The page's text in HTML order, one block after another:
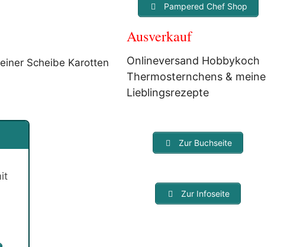
Scheibe Karotten
Pampered Chef Shop
Ausverkauf
Onlineversand Hobbykoch
Thermosternchens & meine
Lieblingsrezepte
Zur Buchseite
Zur Infoseite